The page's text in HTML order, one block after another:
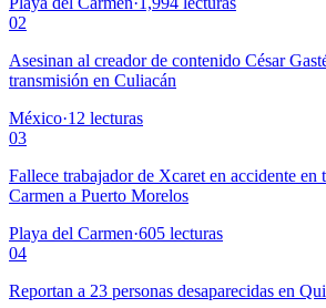
02
Asesinan al creador de contenido César
transmisión en Culiacán
México·12 lecturas
03
Fallece trabajador de Xcaret en accidente en
Carmen a Puerto Morelos
Playa del Carmen·605 lecturas
04
Reportan a 23 personas desaparecidas en